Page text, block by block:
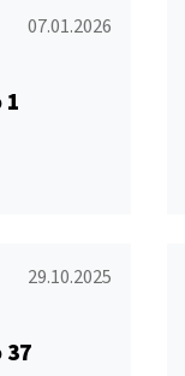
07.01.2026
29.10.2025